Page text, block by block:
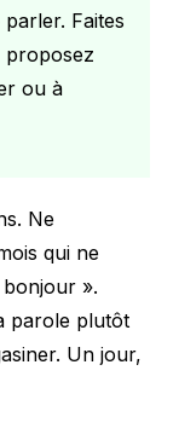
Faites
proposez
ou à
Ne
qui ne
».
parole plutôt
Un jour,